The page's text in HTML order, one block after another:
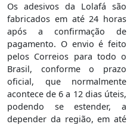
Os adesivos da Lolafá são
fabricados em até 24 horas
após a confirmação de
pagamento. O envio é feito
pelos Correios para todo o
Brasil, conforme o prazo
oficial, que normalmente
acontece de 6 a 12 dias úteis,
podendo se estender, a
depender da região, em até